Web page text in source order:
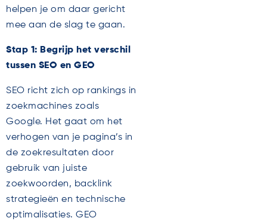
helpen je om daar gericht
mee aan de slag te gaan.
Stap 1: Begrijp het verschil
tussen SEO en GEO
SEO richt zich op rankings in
zoekmachines zoals
Google. Het gaat om het
verhogen van je pagina’s in
de zoekresultaten door
gebruik van juiste
zoekwoorden, backlink
strategieën en technische
optimalisaties. GEO